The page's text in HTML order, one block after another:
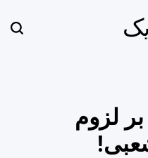
لزوم